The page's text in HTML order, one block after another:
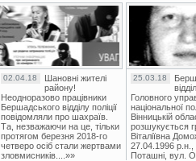
02.04.18
Шановні жителі
району!
Неодноразово працівники
Бершадського відділу поліції
повідомляли про шахраїв.
Та, незважаючи на це, тільки
протягом березня 2018-го
четверо осіб стали жертвами
зловмисників....»»
25.03.18
Головного
національної
Вінницькій
розшукується
Віталіївна
27.04.1996 р.н.,
Поташні, вул.